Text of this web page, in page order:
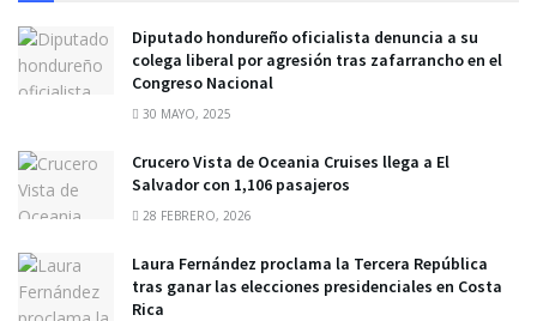
Diputado hondureño oficialista denuncia a su
colega liberal por agresión tras zafarrancho en el
Congreso Nacional
30 MAYO, 2025
Crucero Vista de Oceania Cruises llega a El
Salvador con 1,106 pasajeros
28 FEBRERO, 2026
Laura Fernández proclama la Tercera República
tras ganar las elecciones presidenciales en Costa
Rica